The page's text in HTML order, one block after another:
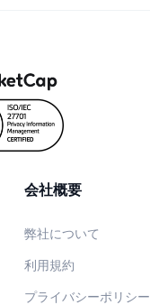
会社概要
弊社について
利用規約
プライバシーポリシー